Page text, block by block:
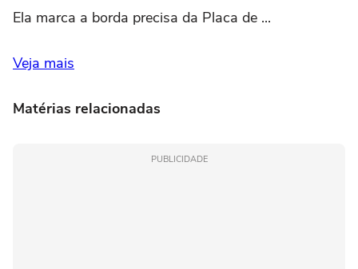
Ela marca a borda precisa da Placa de ...
Veja mais
Matérias relacionadas
PUBLICIDADE